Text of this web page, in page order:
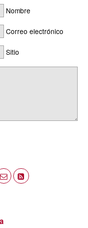
Nombre
Correo electrónico
Sitio